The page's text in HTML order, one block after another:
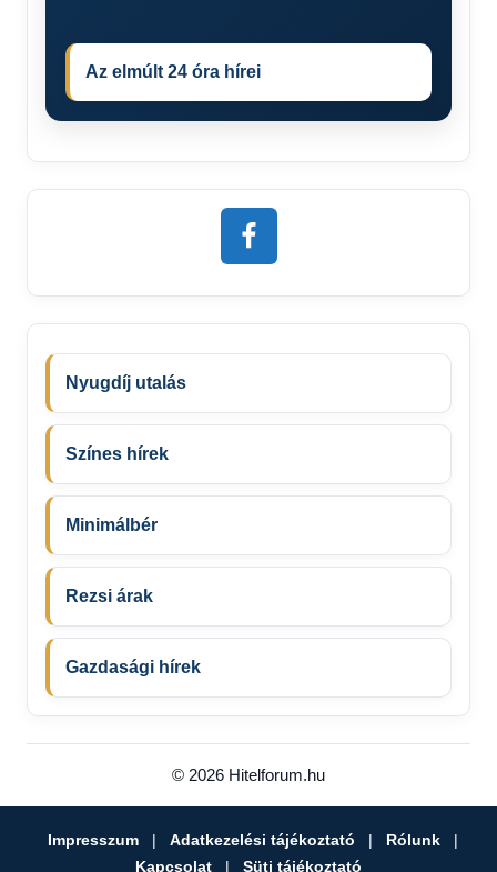
Az elmúlt 24 óra hírei
Nyugdíj utalás
Színes hírek
Minimálbér
Rezsi árak
Gazdasági hírek
© 2026 Hitelforum.hu
Impresszum | Adatkezelési tájékoztató | Rólunk
|
Kapcsolat
| Süti tájékoztató